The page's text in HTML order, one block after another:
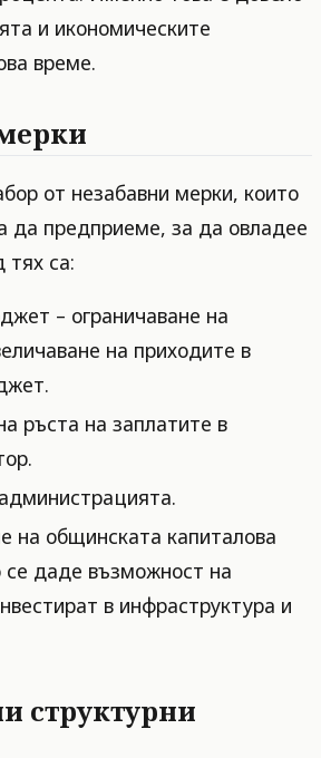
и икономическите
време.
от незабавни мерки, които
да предприеме, за да овладее
тях са:
– ограничаване на
на приходите в
ръста на заплатите в
на общинската капиталова
се даде възможност на
в инфраструктура и
структурни